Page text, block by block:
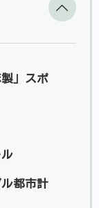
」スポ
都市計